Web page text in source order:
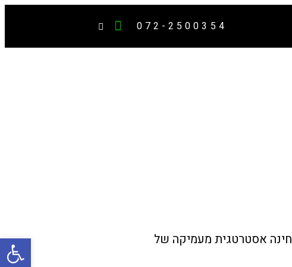
072-2500354
אסטרטגית מעמיקה של
פתח